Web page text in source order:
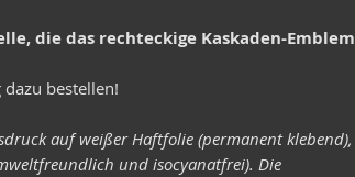
die das rechteckige Kaskaden-Emblem
bestellen!
auf weißer Haftfolie (permanent klebend),
und isocyanatfrei). Die